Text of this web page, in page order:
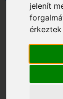
jelenít